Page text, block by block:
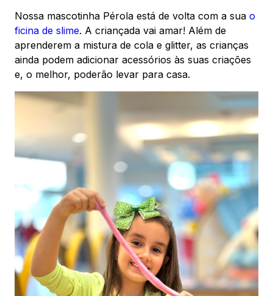
Nossa mascotinha Pérola está de volta com a sua o
ficina de slime. A criançada vai amar! Além de
aprenderem a mistura de cola e glitter, as crianças
ainda podem adicionar acessórios às suas criações
e, o melhor, poderão levar para casa.